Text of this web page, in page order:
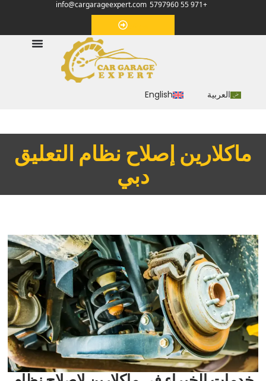
+971 55 5797960
info@cargarageexpert.com
‏موعد‏
العربية English
‏ماكلارين إصلاح نظام التعليق
دبي‏